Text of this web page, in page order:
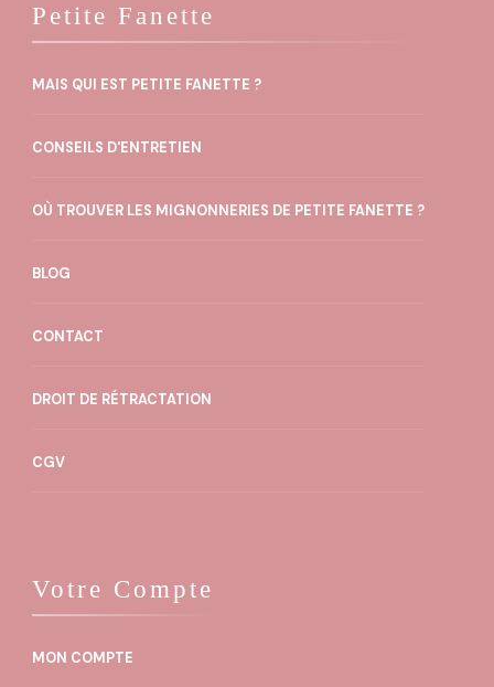
Petite Fanette
MAIS QUI EST PETITE FANETTE ?
CONSEILS D'ENTRETIEN
OÙ TROUVER LES MIGNONNERIES DE PETITE FANETTE ?
BLOG
CONTACT
DROIT DE RÉTRACTATION
CGV
Votre Compte
MON COMPTE